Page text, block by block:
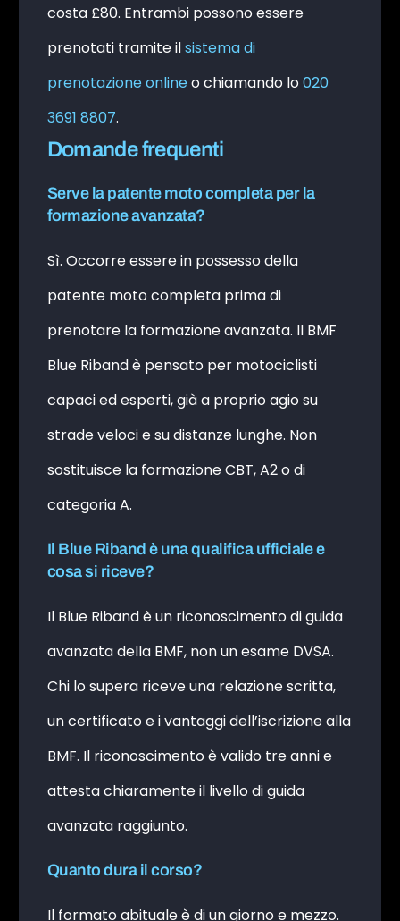
costa £80. Entrambi possono essere
prenotati tramite ilsistema di
prenotazione onlineo chiamando lo020
3691 8807.
Domande frequenti
Serve la patente moto completa per la
formazione avanzata?
Sì. Occorre essere in possesso della
patente moto completa prima di
prenotare la formazione avanzata. Il BMF
Blue Riband è pensato per motociclisti
capaci ed esperti, già a proprio agio su
strade veloci e su distanze lunghe. Non
sostituisce la formazione CBT, A2 o di
categoria A.
Il Blue Riband è una qualifica ufficiale e
cosa si riceve?
Il Blue Riband è un riconoscimento di guida
avanzata della BMF, non un esame DVSA.
Chi lo supera riceve una relazione scritta,
un certificato e i vantaggi dell’iscrizione alla
BMF. Il riconoscimento è valido tre anni e
attesta chiaramente il livello di guida
avanzata raggiunto.
Quanto dura il corso?
Il formato abituale è di un giorno e mezzo.